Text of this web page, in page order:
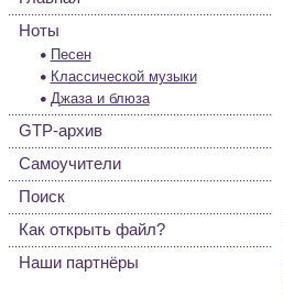
Ноты
Песен
Классической музыки
Джаза и блюза
GTP-архив
Самоучители
Поиск
Как открыть файл?
Наши партнёры